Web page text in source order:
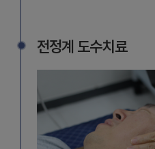
전정계 도수치료